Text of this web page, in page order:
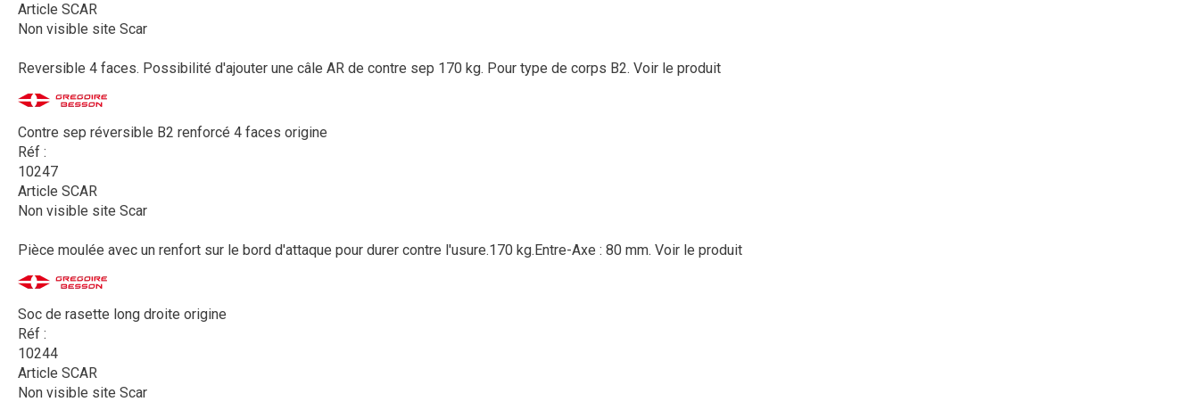
Article SCAR
Non visible site Scar
Reversible 4 faces. Possibilité d'ajouter une câle AR de contre sep 170 kg. Pour type de corps B2. Voir le produit
Contre sep réversible B2 renforcé 4 faces origine
Réf :
10247
Article SCAR
Non visible site Scar
Pièce moulée avec un renfort sur le bord d'attaque pour durer contre l'usure.170 kg.Entre-Axe : 80 mm. Voir le produit
Soc de rasette long droite origine
Réf :
10244
Article SCAR
Non visible site Scar